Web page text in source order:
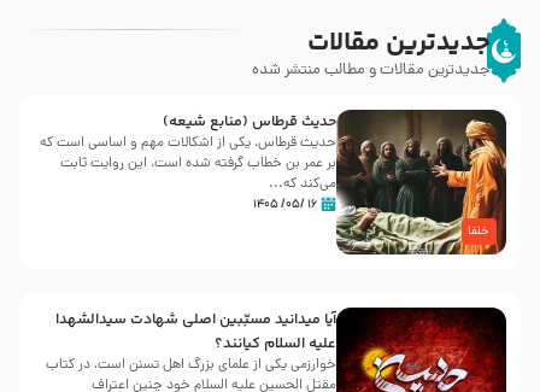
جدیدترین مقالات
جدیدترین مقالات و مطالب منتشر شده
خلفا
حدیث قرطاس (منابع شیعه)
حدیث قرطاس، یکی از اشکالات مهم و اساسی است که
بر عمر بن خطاب گرفته شده است، این روایت ثابت
می‌کند که...
۱۶ /۰۵/ ۱۴۰۵
آیا میدانید مسبّبین اصلی شهادت سیدالشهدا
علیه ‌السلام کیانند؟
خوارزمی یکی از علمای بزرگ اهل تسنن است، در کتاب
مقتل الحسین علیه ‌السلام خود چنین اعتراف